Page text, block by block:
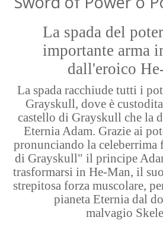
La spada del
importante arma
dall'eroico
La spada racchiude tutti i
Grayskull, dove è
castello di Grayskull che la
Eternia Adam. Grazie ai
pronunciando la celeberrima
di Grayskull" il principe
trasformarsi in He-Man, il
strepitosa forza muscolare,
pianeta Eternia dal
malvagio